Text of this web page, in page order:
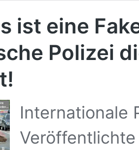
ist eine
Polizei
Internationale